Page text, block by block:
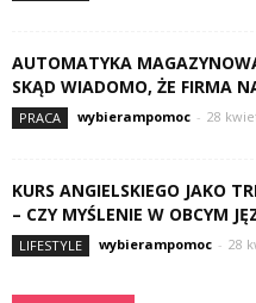
AUTOMATYKA
SKĄD WIADOMO, ŻE FIRMA
PRACA wybierampomoc - 28
KURS ANGIELSKIEGO JAKO
– CZY MYŚLENIE W OBCYM
LIFESTYLE wybierampomoc - 28